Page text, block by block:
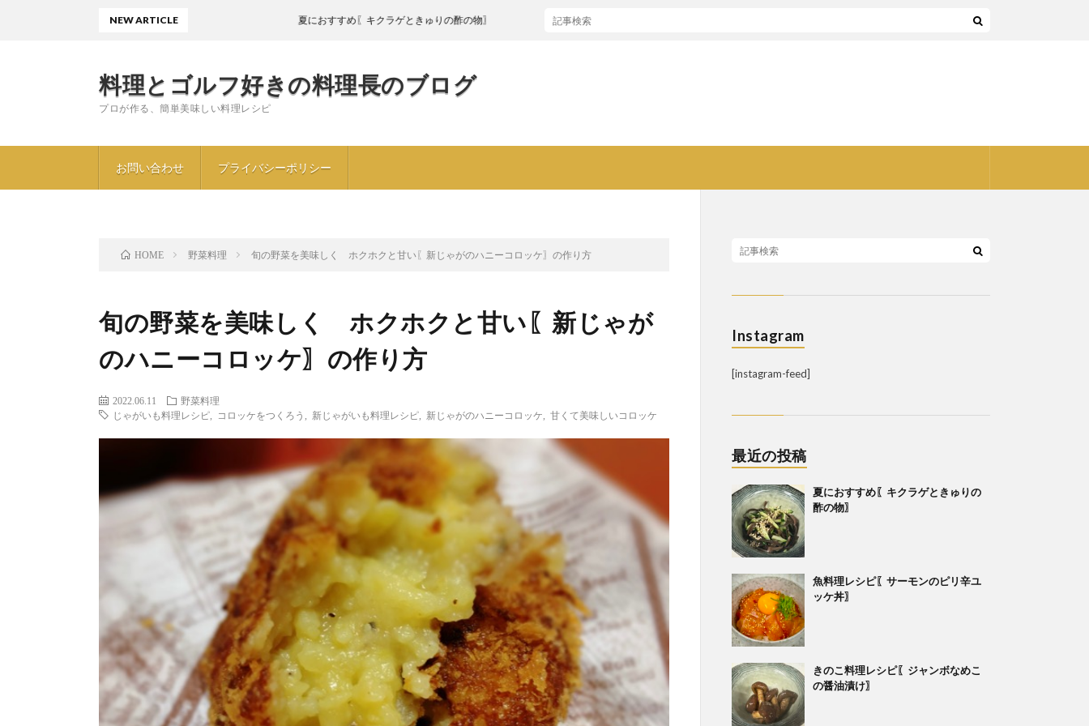
料理とゴルフ好きの料理長のブログ
プロが作る、簡単美味しい料理レシピ
お問い合わせ プライバシーポリシー
NEW ARTICLE 夏におすすめ〖キクラゲときゅりの酢の物〗
HOME 野菜料理 旬の野菜を美味しく ホクホクと甘い〖新じゃがのハニーコロッケ〗の作り方
旬の野菜を美味しく ホクホクと甘い〖新じゃが
のハニーコロッケ〗の作り方
2022.06.11
野菜料理
じゃがいも料理レシピ
コロッケをつくろう 新じゃがいも料理レシピ 新じゃがのハニーコロッケ 甘くて美味しいコロッケ
Instagram
[instagram-feed]
最近の投稿
夏におすすめ〖キクラゲときゅりの
酢の物〗
魚料理レシピ〖サーモンのピリ辛ユ
ッケ丼〗
きのこ料理レシピ〖ジャンボなめこ
の醤油漬け〗